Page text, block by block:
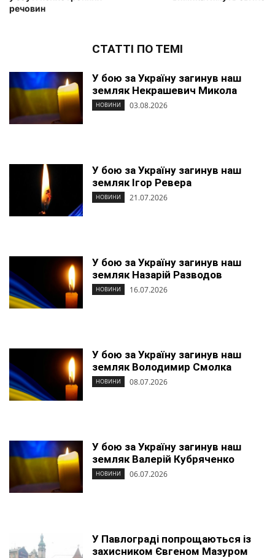
речовин
СТАТТІ ПО ТЕМІ
У бою за Україну загинув наш
земляк Некрашевич Микола
НОВИНИ 03.08.2026
У бою за Україну загинув наш
земляк Ігор Ревера
НОВИНИ 21.07.2026
У бою за Україну загинув наш
земляк Назарій Разводов
НОВИНИ 16.07.2026
У бою за Україну загинув наш
земляк Володимир Смолка
НОВИНИ 08.07.2026
У бою за Україну загинув наш
земляк Валерій Кубряченко
НОВИНИ 06.07.2026
У Павлограді попрощаються із
захисником Євгеном Мазуром